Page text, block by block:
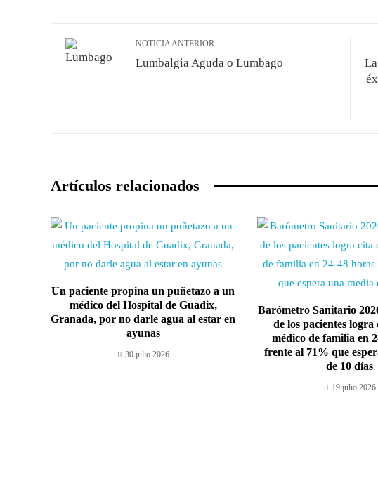
NOTICIA ANTERIOR
Lumbalgia Aguda o Lumbago
Artículos relacionados
Un paciente propina un puñetazo a un
médico del Hospital de Guadix,
Granada, por no darle agua al estar en
ayunas
30 julio 2026
Barómetro Sanitario
de los pacientes logra
médico de familia en
frente al 71% que
de 10 días
19 julio 2026